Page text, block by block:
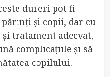
dureri pot fi
și copii, dar cu
tratament adecvat,
complicațiile și să
copilului.